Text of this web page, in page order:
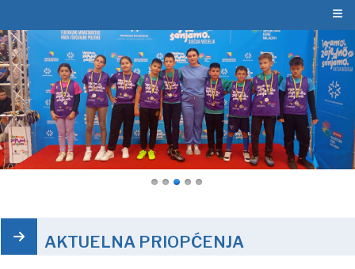
≡
AKTUELNA PRIOPĆENJA